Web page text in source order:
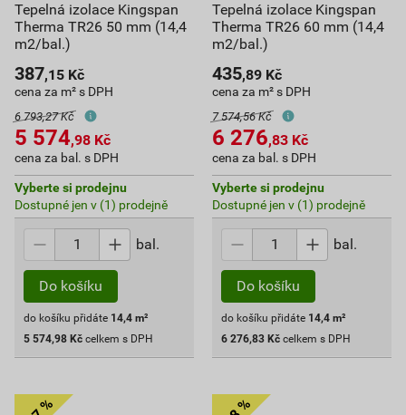
Tepelná izolace Kingspan
Therma TR26 50 mm (14,4
m2/bal.)
387,15 Kč
cena za m² s DPH
6 793,27 Kč
5 574,98 Kč
cena za bal. s DPH
Vyberte si prodejnu
Dostupné jen v (1) prodejně
bal.
Do košíku
do košíku přidáte 14,4 m²
5 574,98 Kč celkem s DPH
Tepelná izolace Kingspan
Therma TR26 60 mm (14,4
m2/bal.)
435,89 Kč
cena za m² s DPH
7 574,56 Kč
6 276,83 Kč
cena za bal. s DPH
Vyberte si prodejnu
Dostupné jen v (1) prodejně
bal.
Do košíku
do košíku přidáte 14,4 m²
6 276,83 Kč celkem s DPH